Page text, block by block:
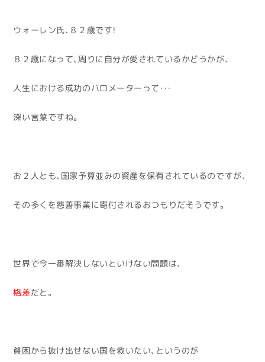
ウォーレン氏、８２歳です！
８２歳になって、周りに自分が愛されているかどうかが、
人生における成功のバロメーターって・・・
深い言葉ですね。
お２人とも、国家予算並みの資産を保有されているのですが、
その多くを慈善事業に寄付されるおつもりだそうです。
世界で今一番解決しないといけない問題は、
格差 だと。
貧困から抜け出せない国を救いたい、というのが